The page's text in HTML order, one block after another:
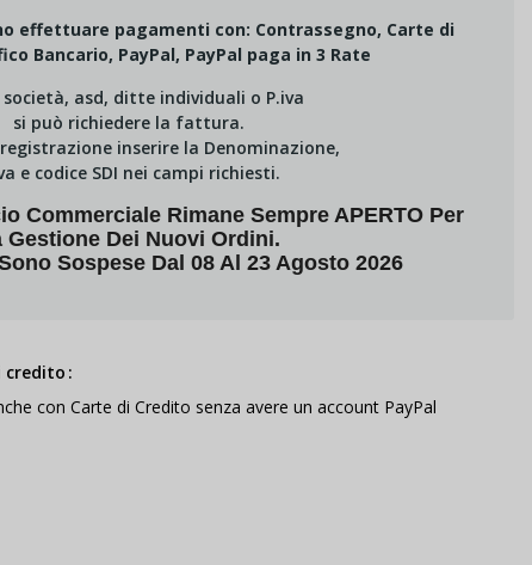
effettuare pagamenti con: Contrassegno, Carte di
Bancario, PayPal, PayPal paga in 3 Rate
società, asd, ditte individuali o P.iva
si può richiedere la fattura.
inserire la Denominazione,
e codice SDI nei campi richiesti.
Commerciale Rimane Sempre APERTO Per
Gestione Dei Nuovi Ordini.
Sospese Dal 08 Al 23 Agosto 2026
credito
con Carte di Credito senza avere un account PayPal